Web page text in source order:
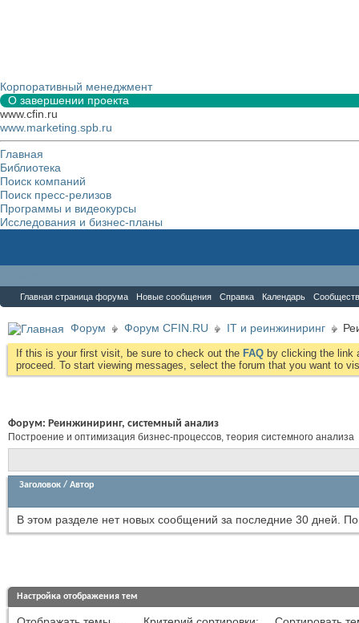
Корпоративный менеджмент
О завершении проекта
www.cfin.ru
www.marketing.spb.ru
Главная
Библиотека
Поиск компаний
Поиск пресс-релизов
Программы и видеокурсы
Исследования и бизнес-планы
Главная страница форума Новые сообщения Справка Календарь
Форум Форум CFIN.RU IT и реинжиниринг
If this is your first visit, be sure to check out the FAQ by clicking the link
proceed. To start viewing messages, select the forum that you want to
Форум: Реинжиниринг, системный анализ
Построение и оптимизация бизнес-процессов, теория системного анализа
Заголовок / Автор
В этом разделе нет новых сообщений за последние 30 дней.
Настройка отображения тем